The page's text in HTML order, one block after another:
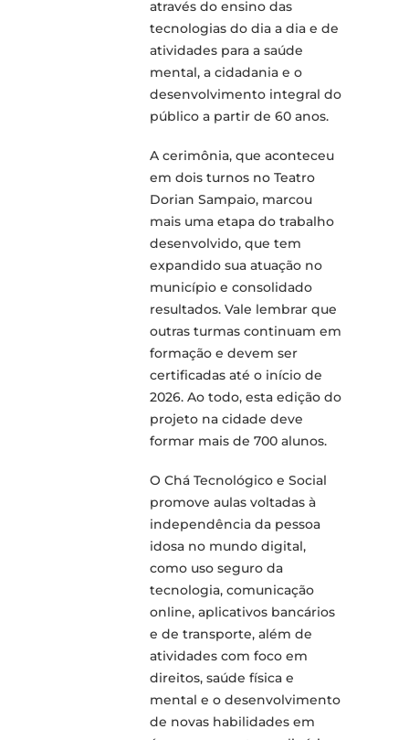
através do ensino das
tecnologias do dia a dia e de
atividades para a saúde
mental, a cidadania e o
desenvolvimento integral do
público a partir de 60 anos.
A cerimônia, que aconteceu
em dois turnos no Teatro
Dorian Sampaio, marcou
mais uma etapa do trabalho
desenvolvido, que tem
expandido sua atuação no
município e consolidado
resultados. Vale lembrar que
outras turmas continuam em
formação e devem ser
certificadas até o início de
2026. Ao todo, esta edição do
projeto na cidade deve
formar mais de 700 alunos.
O Chá Tecnológico e Social
promove aulas voltadas à
independência da pessoa
idosa no mundo digital,
como uso seguro da
tecnologia, comunicação
online, aplicativos bancários
e de transporte, além de
atividades com foco em
direitos, saúde física e
mental e o desenvolvimento
de novas habilidades em